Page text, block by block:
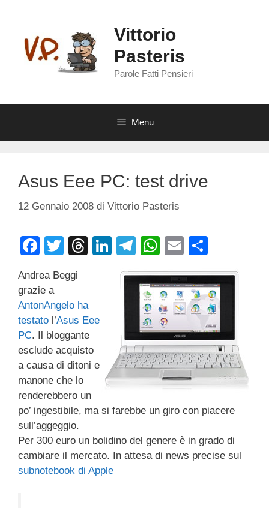
contenuto
Vittorio
Pasteris
Parole Fatti Pensieri
Menu
Asus Eee PC: test drive
12 Gennaio 2008 di Vittorio Pasteris
F
c
e
b
o
o
k
T
tt
er
T
a
d
s
Li
k
e
dI
n
T
e
gr
a
m
W
at
s
A
p
p
E
ail n
di
vi
di
Andrea Beggi
grazie a
AntonAngelo ha
testato l’Asus Eee
PC. Il bloggante
esclude acquisto
a causa di ditoni e
manone che lo
renderebbero un
po’ ingestibile, ma si farebbe un giro con piacere
sull’aggeggio.
Per 300 euro un bolidino del genere è in grado di
cambiare il mercato. In attesa di news precise sul
subnotebook di Apple